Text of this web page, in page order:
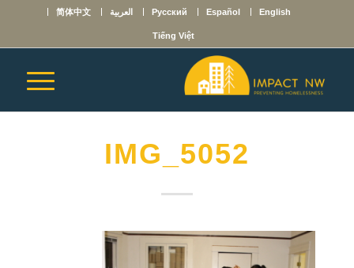
English
Español
Русский العربية 简体中文
Tiếng Việt
IMG_5052